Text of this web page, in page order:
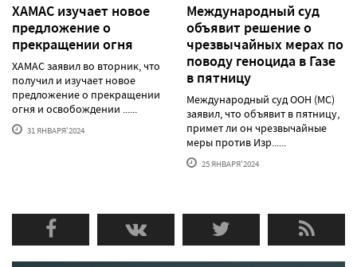
ХАМАС изучает новое
предложение о
прекращении огня
ХАМАС заявил во вторник, что
получил и изучает новое
предложение о прекращении
огня и освобождении ......
31 ЯНВАРЯ'2024
Международный суд
объявит решение о
чрезвычайных мерах по
поводу геноцида в Газе
в пятницу
Международный суд ООН (МС)
заявил, что объявит в пятницу,
примет ли он чрезвычайные
меры против Изр......
25 ЯНВАРЯ'2024